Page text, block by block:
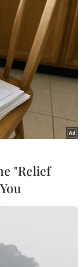
du lịch
đã phát đi
đốt cháy tại
(phường
"Relief